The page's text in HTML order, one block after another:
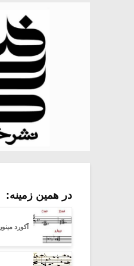
در همین زمینه:
آکورد مینور ۹